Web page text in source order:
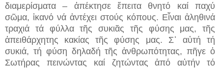
διαμερίσματα – ἀπέκτησε ἔπειτα θνητό καί παχύ
σῶμα, ἱκανό νά ἀντέχει στούς κόπους. Εἶναι ἀληθινά
τραχιά τά φύλλα τῆς συκιᾶς τῆς φύσης μας, τῆς
ἀπειθάρχητης κακίας τῆς φύσης μας. Σ᾽ αὐτή τή
συκιά, τή φύση δηλαδή τῆς ἀνθρωπότητας, πῆγε ὁ
Σωτήρας πεινώντας καί ζητώντας ἀπό αὐτήν τό